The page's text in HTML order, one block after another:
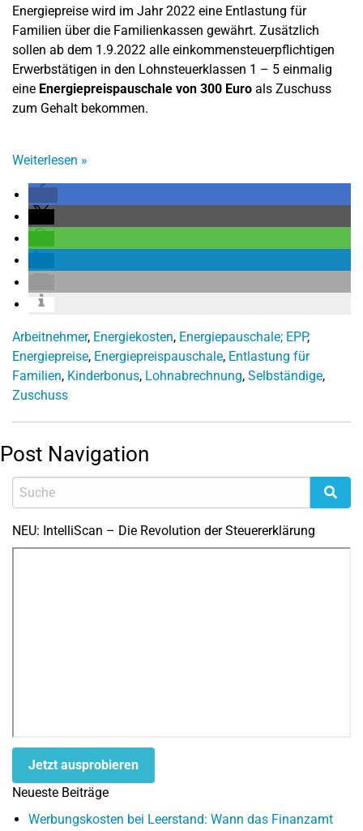
Energiepreise wird im Jahr 2022 eine Entlastung für
Familien über die Familienkassen gewährt. Zusätzlich
sollen ab dem 1.9.2022 alle einkommensteuerpflichtigen
Erwerbstätigen in den Lohnsteuerklassen 1 – 5 einmalig
eine Energiepreispauschale von 300 Euro als Zuschuss
zum Gehalt bekommen.
Weiterlesen »
Arbeitnehmer, Energiekosten, Energiepauschale; EPP,
Energiepreise, Energiepreispauschale, Entlastung für
Familien, Kinderbonus, Lohnabrechnung, Selbständige,
Zuschuss
Post Navigation
NEU: IntelliScan – Die Revolution der Steuererklärung
Jetzt ausprobieren
Neueste Beiträge
Werbungskosten bei Leerstand: Wann das Finanzamt